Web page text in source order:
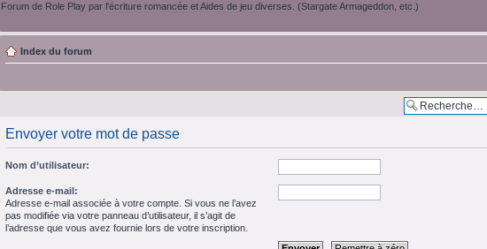
Forum de Role Play par l'écriture romancée et Aides de jeu diverses. (Stargate Armageddon, etc.)
Index du forum
Envoyer votre mot de passe
Nom d’utilisateur:
Adresse e-mail:
Adresse e-mail associée à votre compte. Si vous ne l’avez
pas modifiée via votre panneau d’utilisateur, il s’agit de
l’adresse que vous avez fournie lors de votre inscription.